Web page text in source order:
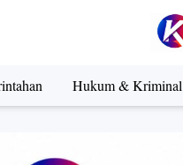
Hukum & Kriminal